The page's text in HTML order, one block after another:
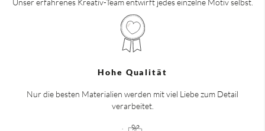
Hohe Qualität
Nur die besten Materialien werden mit viel Liebe zum Detail
verarbeitet.